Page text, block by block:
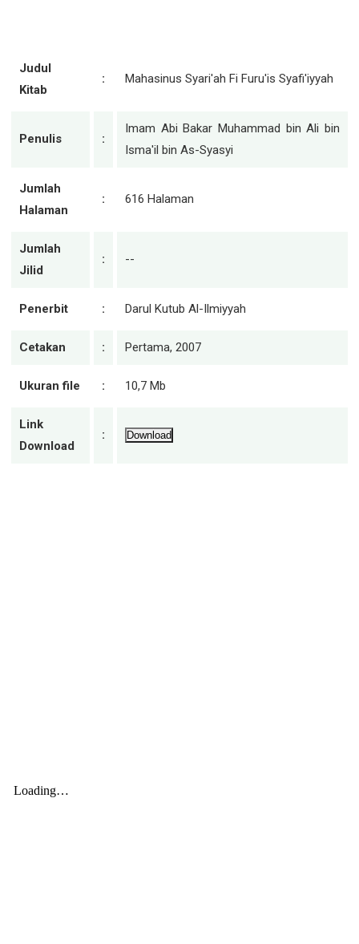
Judul
Kitab
: Mahasinus Syari'ah Fi Furu'is Syafi'iyyah
Penulis :
Imam Abi Bakar Muhammad bin Ali bin
Isma'il bin As-Syasyi
Jumlah
Halaman
: 616 Halaman
Jumlah
Jilid
: --
Penerbit : Darul Kutub Al-Ilmiyyah
Cetakan : Pertama, 2007
Ukuran file : 10,7 Mb
Link
Download
: Download